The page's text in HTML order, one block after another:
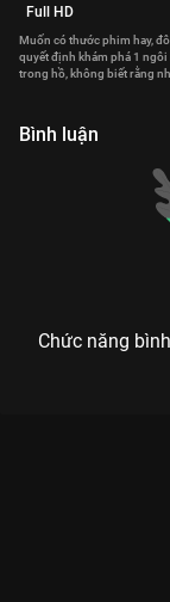
Full HD
Muốn có thước phim hay,
quyết định khám phá 1 ngôi
trong hồ, không biết rằng
Bình luận
Chức năng